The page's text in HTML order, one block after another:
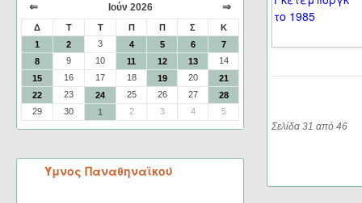
⇐ Ιούν 2026 ⇒
Δ Τ Τ Π Π Σ
Κ
1
2 3 4 5 6
7
8
9 10 11 12 13
14
15
16 17 18 19 20
21
22
23 24 25 26 27
28
29
30 1 2 3 4 5
Ύμνος Παναθηναϊκού
Σελίδα 31 από 46